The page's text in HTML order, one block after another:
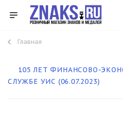
Главная
105 ЛЕТ ФИНАНСОВО-
СЛУЖБЕ УИС (06.07.2023)